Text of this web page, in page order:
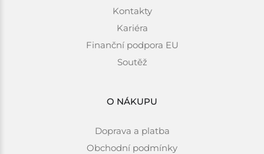
Kontakty
Kariéra
Finanční podpora EU
Soutěž
O NÁKUPU
Doprava a platba
Obchodní podmínky